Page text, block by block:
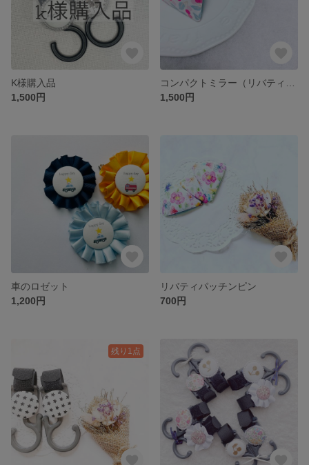
K様購入品
1,500円
1,500円
車のロゼット
1,200円
リバティパッチンピン
700円
残り1点